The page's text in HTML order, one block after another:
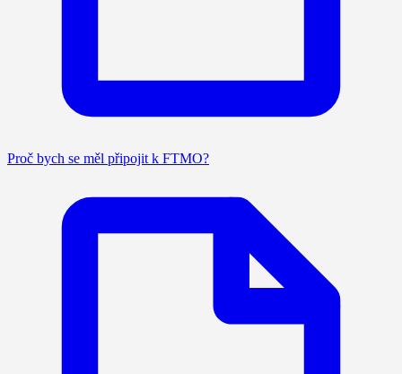
Proč bych se měl připojit k FTMO?